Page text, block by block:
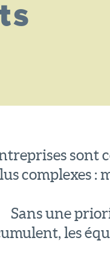
sont
complexes :
Sans une
les